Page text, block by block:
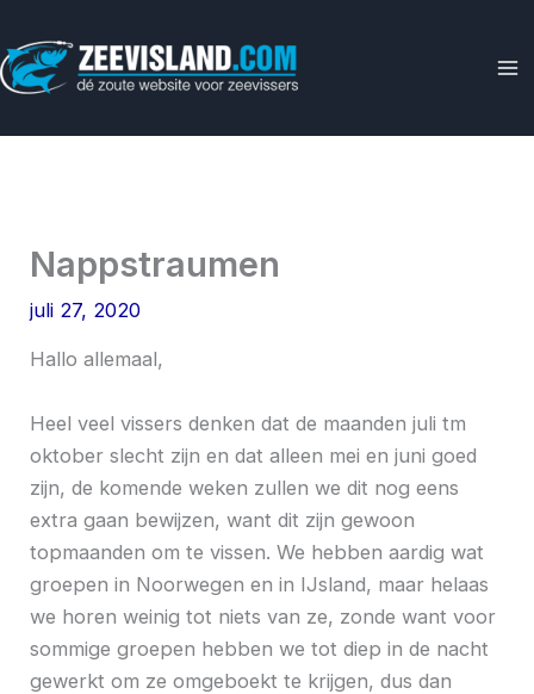
naar
de
Nappstraumen
juli 27, 2020
Hallo allemaal,
Heel veel vissers denken dat de maanden juli tm
oktober slecht zijn en dat alleen mei en juni goed
zijn, de komende weken zullen we dit nog eens
extra gaan bewijzen, want dit zijn gewoon
topmaanden om te vissen. We hebben aardig wat
groepen in Noorwegen en in IJsland, maar helaas
we horen weinig tot niets van ze, zonde want voor
sommige groepen hebben we tot diep in de nacht
gewerkt om ze omgeboekt te krijgen, dus dan